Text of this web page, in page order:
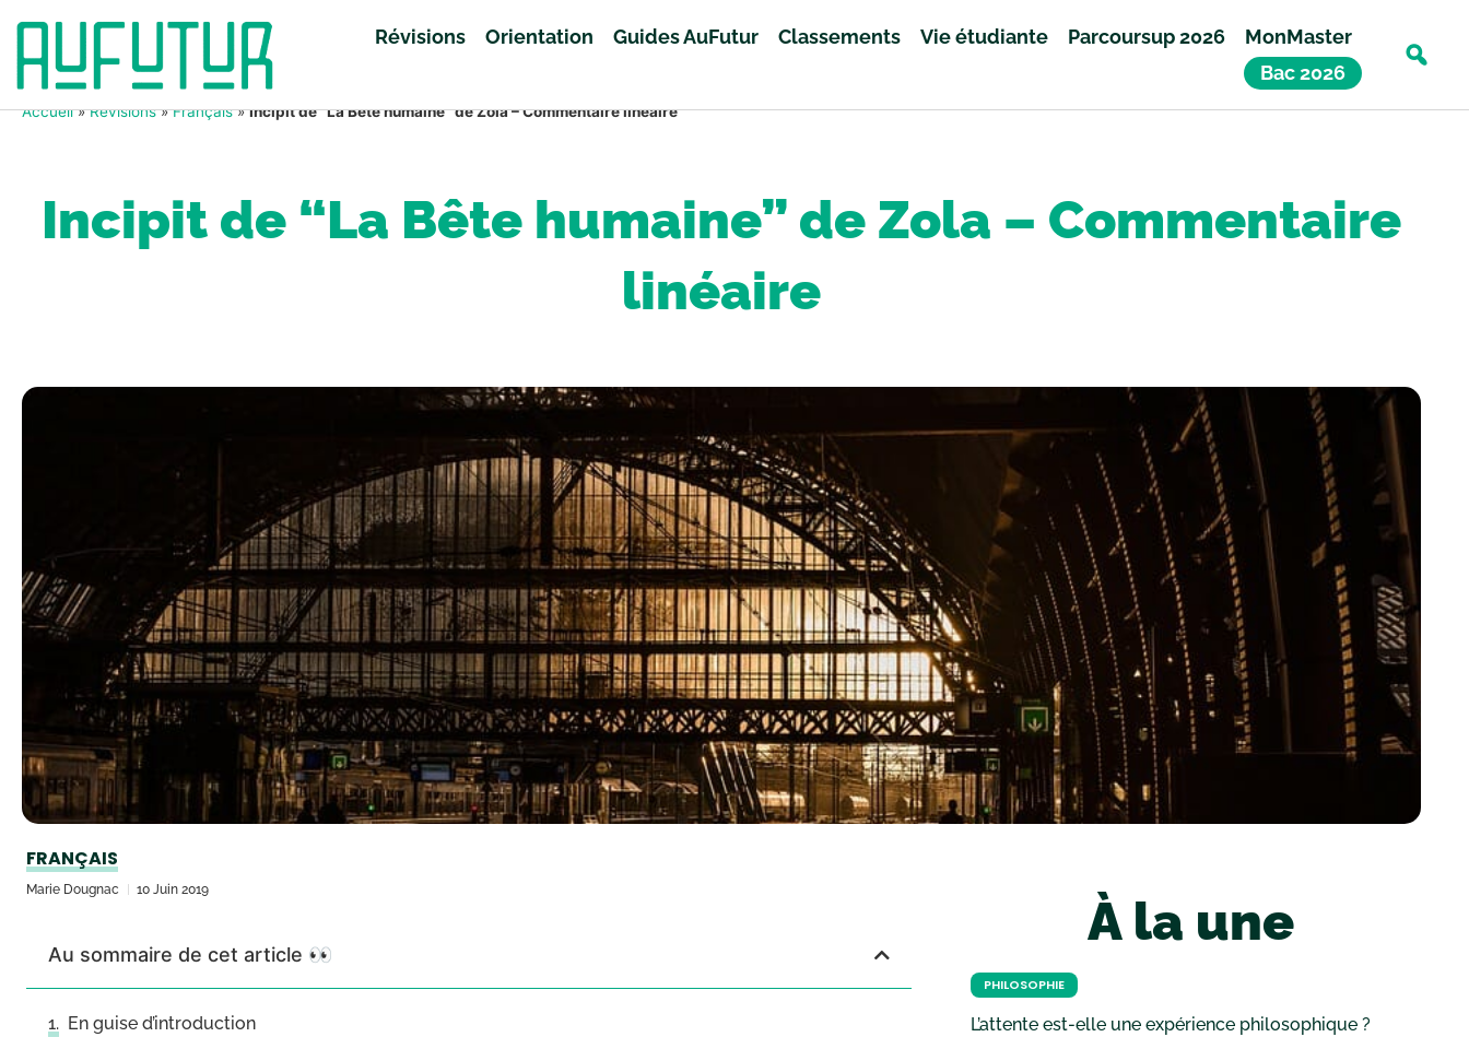
Révisions Orientation Guides AuFutur Classements Vie étudiante Parcoursup 2026
MonMaster
Bac 2026
Accueil»Révisions»Français»Incipit de “La Bête humaine” de Zola – Commentaire linéaire
Incipit de “La Bête humaine” de Zola – Commentaire
linéaire
FRANÇAIS
Marie Dougnac 10 Juin 2019
Au sommaire de cet article 👀
En guise d’introduction
À la une
PHILOSOPHIE
L’attente est-elle une expérience philosophique ?